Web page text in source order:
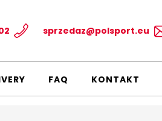
sprzedaz@polsport.eu
FAQ KONTAKT